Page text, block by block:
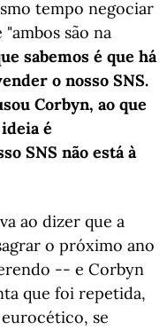
tempo negociar
são na
sabemos é que há
o nosso SNS.
Corbyn, ao que
é
SNS não está à
ao dizer que a
o próximo ano
-- e Corbyn
que foi repetida,
se